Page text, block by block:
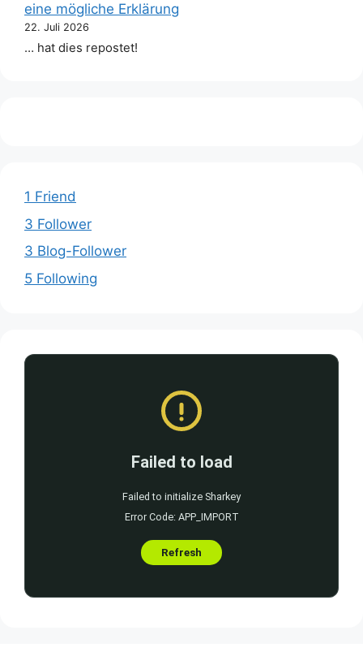
eine mögliche Erklärung
22. Juli 2026
… hat dies repostet!
1 Friend
3 Follower
3 Blog-Follower
5 Following